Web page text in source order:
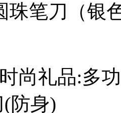
珠笔刀（银
尚礼品:多
防身)